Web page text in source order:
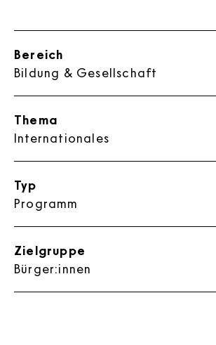
Bereich
Bildung & Gesellschaft
Thema
Internationales
Typ
Programm
Zielgruppe
Bürger:innen